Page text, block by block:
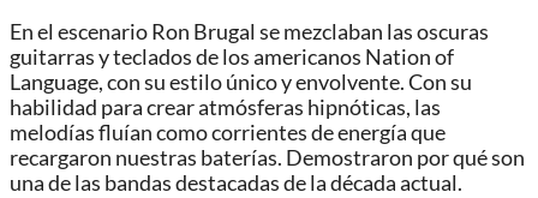
En el escenario Ron Brugal se mezclaban las oscuras
guitarras y teclados de los americanos Nation of
Language, con su estilo único y envolvente. Con su
habilidad para crear atmósferas hipnóticas, las
melodías fluían como corrientes de energía que
recargaron nuestras baterías. Demostraron por qué son
una de las bandas destacadas de la década actual.